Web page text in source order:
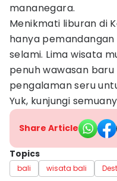
mananegara.
Menikmati liburan di
hanya
selami. Lima wisata
penuh wawasan baru
pengalaman seru
Yuk, kunjungi
Share Article
Topics
bali wisata bali